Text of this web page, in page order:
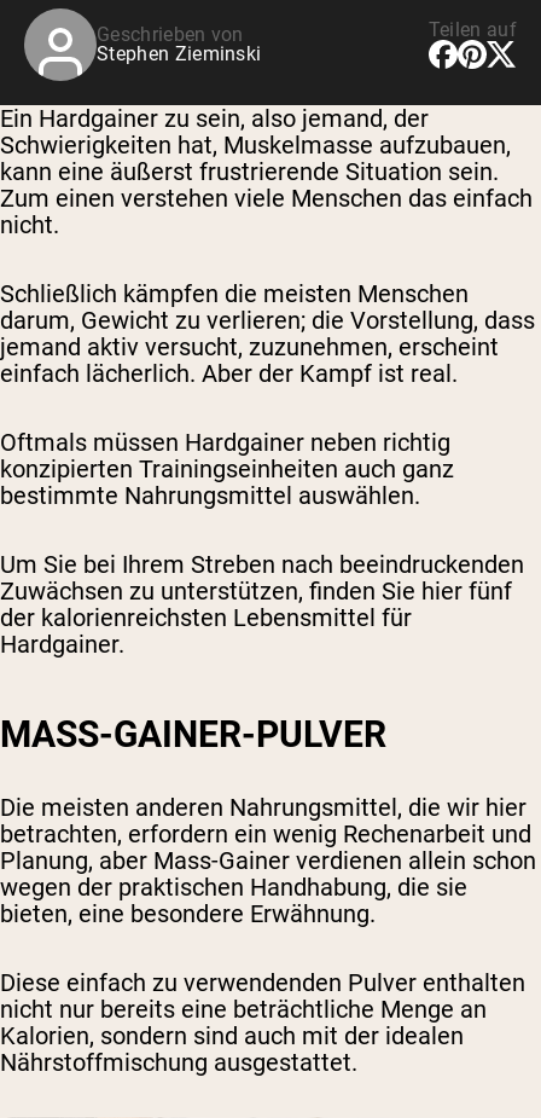
Geschrieben von
Stephen Zieminski
Teilen auf
Ein Hardgainer zu sein, also jemand, der
Schwierigkeiten hat, Muskelmasse aufzubauen,
kann eine äußerst frustrierende Situation sein.
Zum einen verstehen viele Menschen das einfach
nicht.
Schließlich kämpfen die meisten Menschen
darum, Gewicht zu verlieren; die Vorstellung, dass
jemand aktiv versucht, zuzunehmen, erscheint
einfach lächerlich. Aber der Kampf ist real.
Oftmals müssen Hardgainer neben richtig
konzipierten Trainingseinheiten auch ganz
bestimmte Nahrungsmittel auswählen.
Um Sie bei Ihrem Streben nach beeindruckenden
Zuwächsen zu unterstützen, finden Sie hier fünf
der kalorienreichsten Lebensmittel für
Hardgainer.
MASS-GAINER-PULVER
Die meisten anderen Nahrungsmittel, die wir hier
betrachten, erfordern ein wenig Rechenarbeit und
Planung, aber Mass-Gainer verdienen allein schon
wegen der praktischen Handhabung, die sie
bieten, eine besondere Erwähnung.
Diese einfach zu verwendenden Pulver enthalten
nicht nur bereits eine beträchtliche Menge an
Kalorien, sondern sind auch mit der idealen
Nährstoffmischung ausgestattet.